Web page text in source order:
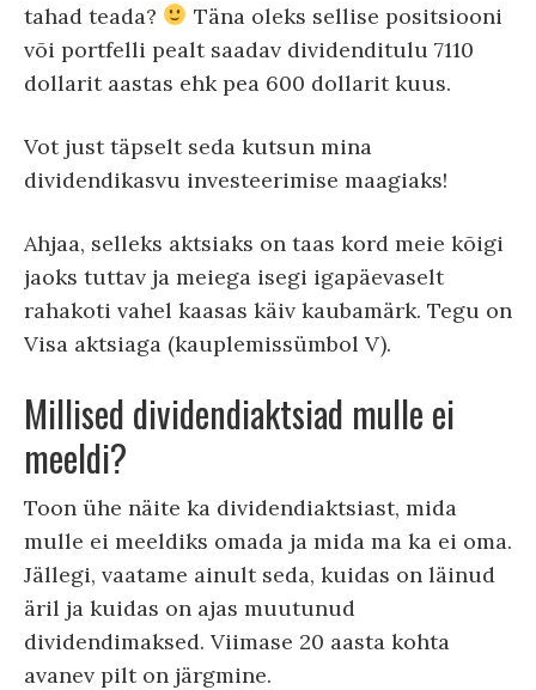
tahad teada?
Täna oleks sellise positsiooni
või portfelli pealt saadav dividenditulu 7110
dollarit aastas ehk pea 600 dollarit kuus.
Vot just täpselt seda kutsun mina
dividendikasvu investeerimise maagiaks!
Ahjaa, selleks aktsiaks on taas kord meie kõigi
jaoks tuttav ja meiega isegi igapäevaselt
rahakoti vahel kaasas käiv kaubamärk. Tegu on
Visa aktsiaga (kauplemissümbol V).
Millised dividendiaktsiad mulle ei
meeldi?
Toon ühe näite ka dividendiaktsiast, mida
mulle ei meeldiks omada ja mida ma ka ei oma.
Jällegi, vaatame ainult seda, kuidas on läinud
äril ja kuidas on ajas muutunud
dividendimaksed. Viimase 20 aasta kohta
avanev pilt on järgmine.